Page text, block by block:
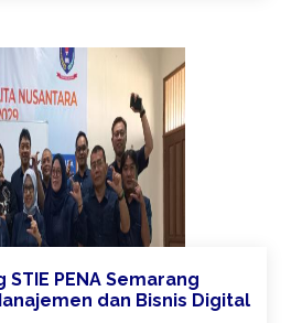
STIE PENA Semarang
dan Bisnis Digital